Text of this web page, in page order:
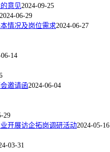
意见2024-09-25
2024-06-29
情况及岗位需求2024-06-27
14
邀请函2024-06-04
29
开展访企拓岗调研活动2024-05-16
03-31